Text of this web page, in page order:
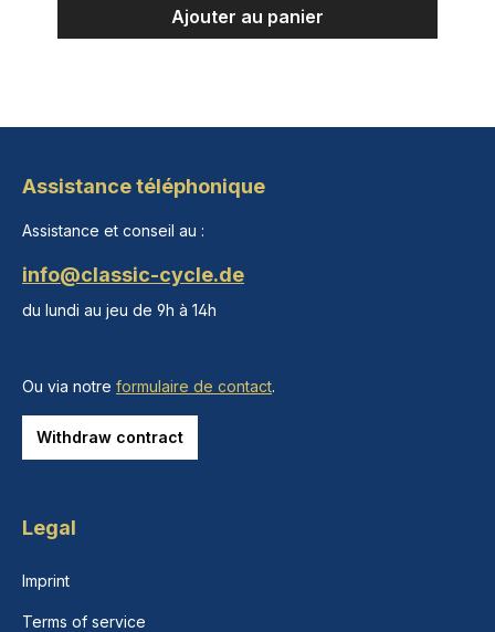
Ajouter au panier
Assistance téléphonique
Assistance et conseil au :
info@classic-cycle.de
du lundi au jeu de 9h à 14h
Ou via notre formulaire de contact.
Withdraw contract
Legal
Imprint
Terms of service